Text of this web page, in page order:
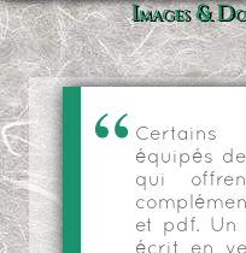
Images &
équipés
qui
et pdf. Un
écrit en